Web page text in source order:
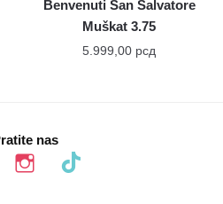
Benvenuti San Salvatore
Muškat 3.75
5.999,00 рсд
nas
instagram tiktok